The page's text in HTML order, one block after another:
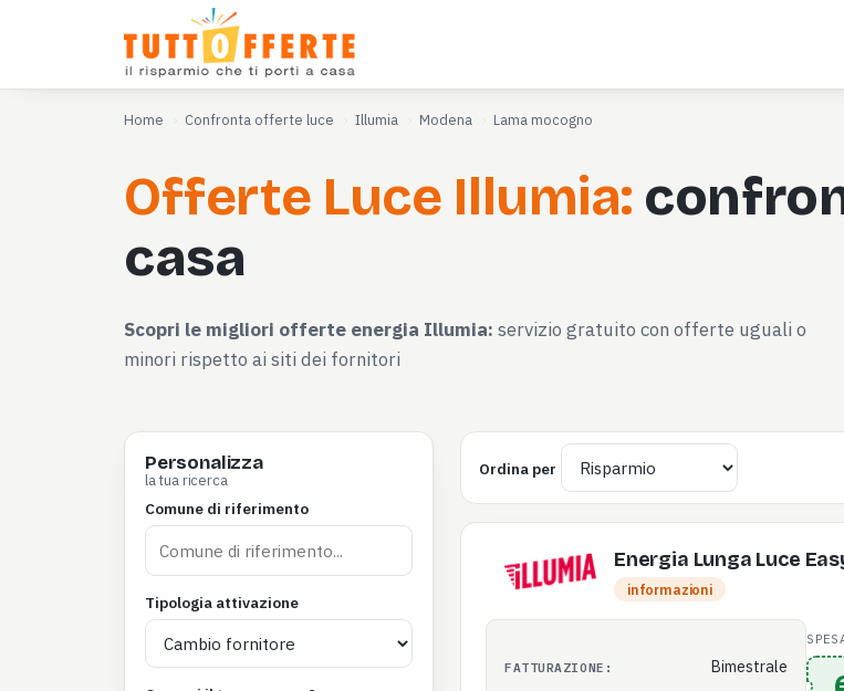
Home Confronta offerte luce Illumia Modena Lama mocogno
Offerte Luce Illumia:
casa
Scopri le migliori offerte energia Illumia: servizio gratuito con offerte uguali o
minori rispetto ai siti dei fornitori
Personalizza
la tua ricerca
Comune di riferimento
Tipologia attivazione
Ordina per
Energia Lunga Luce
informazioni
FATTURAZIONE: Bimestrale